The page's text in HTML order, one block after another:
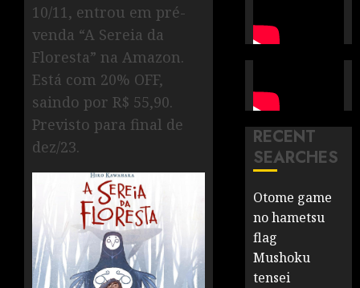
10/11, entrou em pré-
venda “A Sereia da
Floresta” na Amazon.
Está com 20% OFF,
saindo por R$ 55,90.
Previsto para final de
dez/23.
RECENT
SEARCHES
Otome game
no hametsu
flag
Mushoku
tensei